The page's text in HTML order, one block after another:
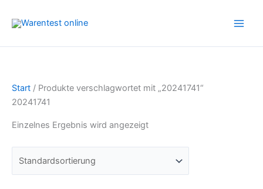
Inhalt
Start / Produkte verschlagwortet mit „20241741“
20241741
Einzelnes Ergebnis wird angezeigt